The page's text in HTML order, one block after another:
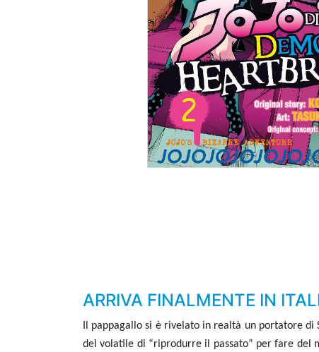
ARRIVA FINALMENTE IN
Il pappagallo si è rivelato in realtà un portatore
del volatile di “riprodurre il passato” per fare del